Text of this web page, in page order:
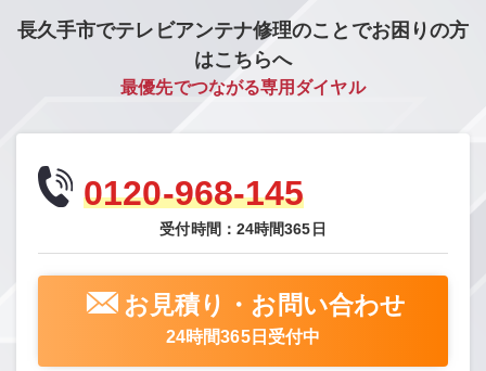
長久手市でテレビアンテナ修理のことでお困りの方
はこちらへ
最優先でつながる専用ダイヤル
0120-968-145
受付時間：24時間365日
お見積り・お問い合わせ
24時間365日受付中